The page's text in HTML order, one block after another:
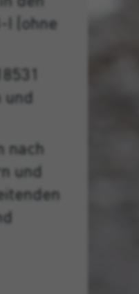
I (ohne
und
nach
und